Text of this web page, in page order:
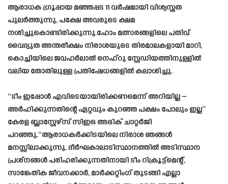
ആരാധക ഗ്രൂപ്പായ മഞ്ഞപ്പട 11 വർഷമായി വിശ്വസ്തത
പുലർത്തുന്നു, പക്ഷേ അവരുടെ ക്ഷമ
നശിച്ചുകൊണ്ടിരിക്കുന്നു.ഹോം മത്സരങ്ങളിലെ പതിവ്
വൈദ്യുത അന്തരീക്ഷം നിരാശയുടെ തിരമാലകളായി മാറി,
കൊച്ചിയിലെ ജവഹർലാൽ നെഹ്‌റു സ്റ്റേഡിയത്തിനുള്ളിൽ
വലിയ തോതിലുള്ള പ്രതിഷേധങ്ങളിൽ കലാശിച്ചു.
“ടീം ഇപ്പോൾ എവിടെയായിരിക്കണമെന്ന് അറിയില്ല –
അർഹിക്കുന്നതിന്റെ ഏറ്റവും കുറഞ്ഞ പക്ഷം പോലും ഇല്ല”
കേരള ബ്ലാസ്റ്റേഴ്‌സ് സിഇഒ അഭിക് ചാറ്റർജി
പറഞ്ഞു.“ആരാധകർക്കിടയിലെ നിരാശ ഞങ്ങൾ
മനസ്സിലാക്കുന്നു. ദീർഘകാലാടിസ്ഥാനത്തിൽ അടിസ്ഥാന
പ്രശ്‌നങ്ങൾ പരിഹരിക്കുന്നതിനായി ടീം റിക്രൂട്ട്‌മെന്റ്,
സാങ്കേതിക ജീവനക്കാർ, മാർക്കറ്റിംഗ് തുടങ്ങി എല്ലാ